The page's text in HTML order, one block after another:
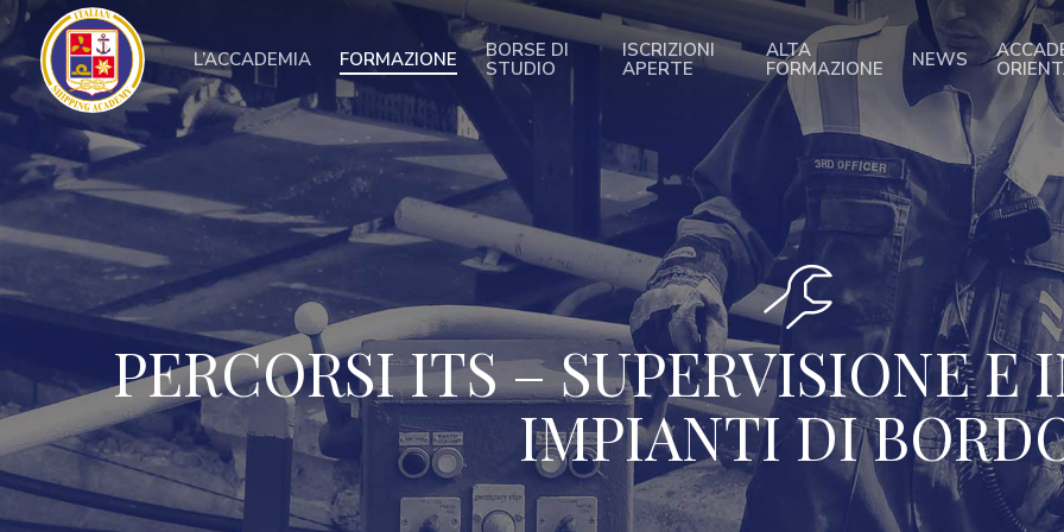
Skip
to
main
content
L’ACCADEMIA FORMAZIONE
BORSE DI
STUDIO
ISCRIZIONI
APERTE
ALTA
FORMAZIONE
NEWS
PERCORSI ITS – SUPERVISIONE E
IMPIANTI DI